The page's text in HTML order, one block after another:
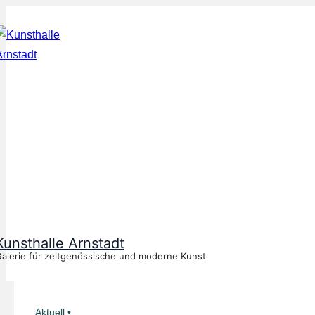
Zum
Inhalt
Arnstadt
für zeitgenössische und moderne Kunst
Aktuell